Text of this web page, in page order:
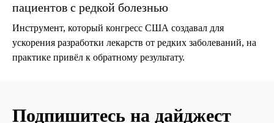
пациентов с редкой болезнью
Инструмент, который конгресс США создавал для
ускорения разработки лекарств от редких заболеваний, на
практике привёл к обратному результату.
Подпишитесь на дайджест